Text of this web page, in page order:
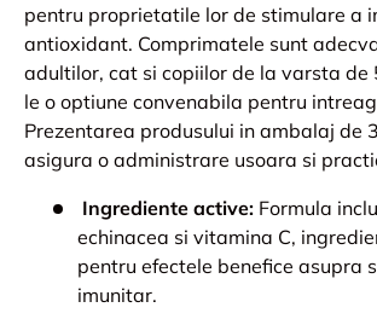
pentru proprietatile lor de stimulare a
antioxidant. Comprimatele sunt
adultilor, cat si copiilor de la varsta de
le o optiune convenabila pentru
Prezentarea produsului in ambalaj de
asigura o administrare usoara si
Ingrediente active: Formula
echinacea si vitamina C,
pentru efectele benefice asupra
imunitar.